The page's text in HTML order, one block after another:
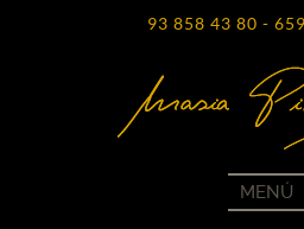
93 858 43 80 -
MENÚ